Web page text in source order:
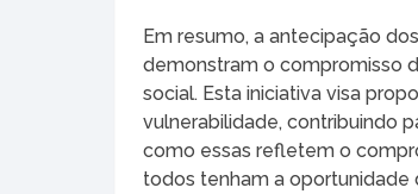
Em resumo, a antecipação
demonstram o compromisso
social. Esta iniciativa visa
vulnerabilidade, contribuindo
como essas refletem o
todos tenham a oportunidade